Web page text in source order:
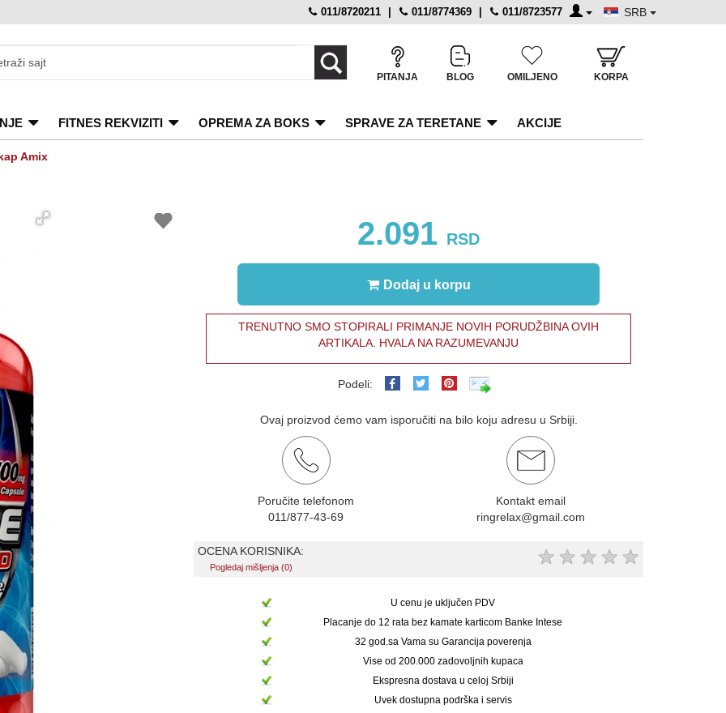
011/8720211 | 011/8774369 | 011/8723577 SRB
PITANJA BLOG OMILJENO KORPA
FITNES REKVIZITI OPREMA ZA BOKS SPRAVE ZA TERETANE AKCIJE
Amix
2.091 RSD
Dodaj u korpu
TRENUTNO SMO STOPIRALI PRIMANJE NOVIH PORUDŽBINA OVIH
ARTIKALA. HVALA NA RAZUMEVANJU
Podeli:
Ovaj proizvod ćemo vam isporučiti na bilo koju adresu u Srbiji.
Poručite telefonom
011/877-43-69
Kontakt email
ringrelax@gmail.com
OCENA KORISNIKA:
Pogledaj mišljenja (0) ★ ★ ★ ★ ★
U cenu je uključen PDV
Placanje do 12 rata bez kamate karticom Banke Intese
32 god.sa Vama su Garancija poverenja
Vise od 200.000 zadovoljnih kupaca
Ekspresna dostava u celoj Srbiji
Uvek dostupna podrška i servis